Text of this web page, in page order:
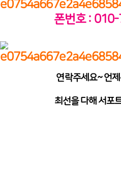
폰번호 :
연락주세요~ 언
최선을 다해 서포